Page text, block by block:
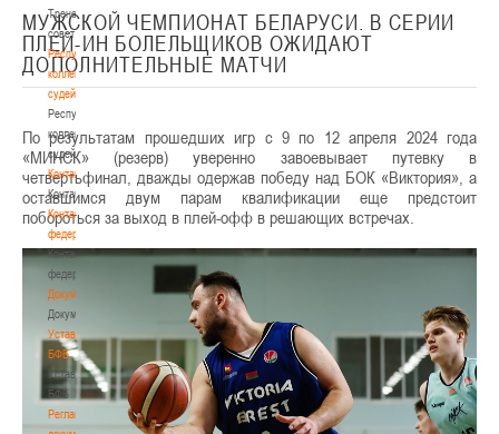
Тренерский
совет
Республиканская
коллегия
судей
Республиканская
коллегия
судей
Контакты
Контакты
Контакты
федерации
Контакты
федерации
Документы
Документы
Устав
БФБ
Устав
БФБ
Регламентирующие
МУЖСКОЙ ЧЕМПИОНАТ БЕЛАРУСИ. В СЕРИИ
ПЛЕЙ-ИН БОЛЕЛЬЩИКОВ ОЖИДАЮТ
ДОПОЛНИТЕЛЬНЫЕ МАТЧИ
По результатам прошедших игр с 9 по 12 апреля 2024 года
«МИНСК» (резерв) уверенно завоевывает путевку в
четвертьфинал, дважды одержав победу над БОК «Виктория», а
оставшимся двум парам квалификации еще предстоит
побороться за выход в плей-офф в решающих встречах.